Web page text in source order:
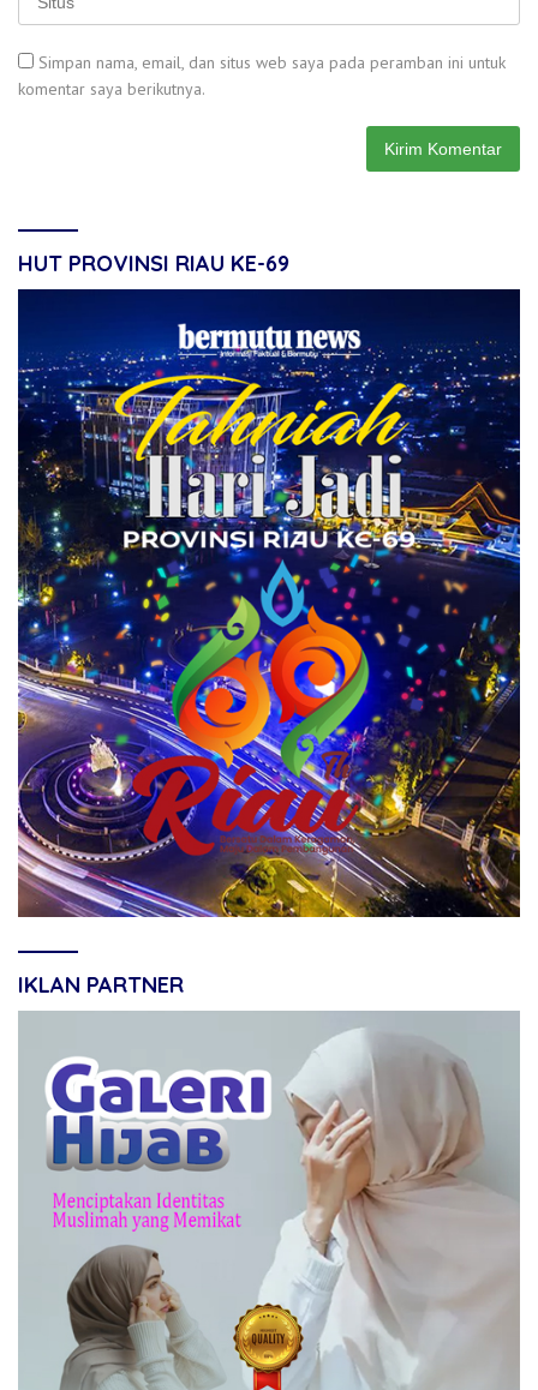
Simpan nama, email, dan situs web saya pada peramban ini untuk
komentar saya berikutnya.
HUT PROVINSI RIAU KE-69
IKLAN PARTNER